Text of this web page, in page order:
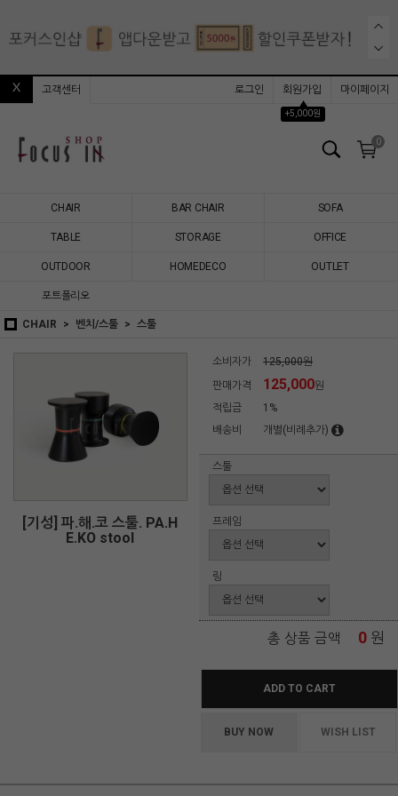
고객센터 로그인
회원가입
▲
+5,000원
마이페이지
0
CHAIR BAR CHAIR SOFA
TABLE STORAGE OFFICE
OUTDOOR HOMEDECO OUTLET
포트폴리오
CHAIR 벤치/스툴 스툴
[기성] 파.해.코 스툴. PA.H
E.KO stool
소비자가
125,000원
판매가격
125,000원
적립금
1%
배송비
개별(비례추가)
스툴
프레임
링
총 상품 금액 0 원
ADD TO CART
BUY NOW WISH LIST